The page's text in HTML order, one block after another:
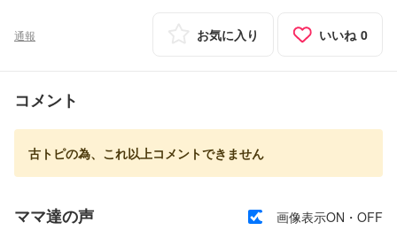
通報 お気に入り いいね 0
コメント
古トピの為、これ以上コメントできません
ママ達の声 画像表示ON・OFF